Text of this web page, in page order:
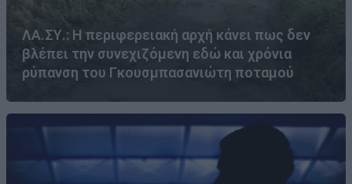
ΛΑ.ΣΥ.: Η περιφερειακή αρχή κάνει πως δεν
βλέπει την συνεχιζόμενη εδώ και χρόνια
ρύπανση του Γκουσμπασανιώτη ποταμού